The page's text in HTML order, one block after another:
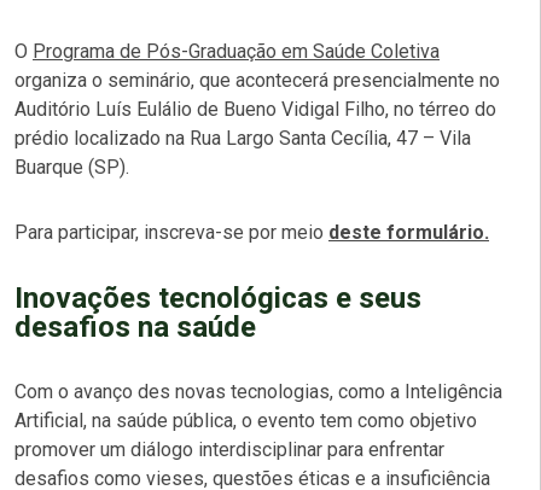
O Programa de Pós-Graduação em Saúde Coletiva
organiza o seminário, que acontecerá presencialmente no
Auditório Luís Eulálio de Bueno Vidigal Filho, no térreo do
prédio localizado na Rua Largo Santa Cecília, 47 – Vila
Buarque (SP).
Para participar, inscreva-se por meio deste formulário.
Inovações tecnológicas e seus
desafios na saúde
Com o avanço des novas tecnologias, como a Inteligência
Artificial, na saúde pública, o evento tem como objetivo
promover um diálogo interdisciplinar para enfrentar
desafios como vieses, questões éticas e a insuficiência